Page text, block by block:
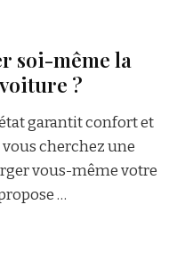
soi-même la
?
garantit confort et
cherchez une
vous-même votre
…